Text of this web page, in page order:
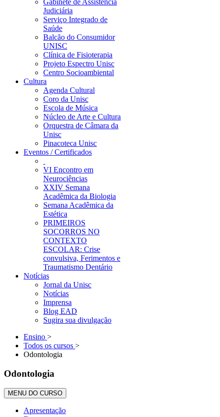
Gabinete de Assistência
Judiciária
Serviço Integrado de
Saúde
Balcão do Consumidor
UNISC
Clínica de Fisioterapia
Projeto Espectro Unisc
Centro Socioambiental
Cultura
Agenda Cultural
Coro da Unisc
Escola de Música
Núcleo de Arte e Cultura
Orquestra de Câmara da
Unisc
Pinacoteca Unisc
Eventos / Certificados
VI Encontro em
Neurociências
XXIV Semana
Acadêmica da Biologia
Semana Acadêmica da
Estética
PRIMEIROS
SOCORROS NO
CONTEXTO
ESCOLAR: Crise
convulsiva, Ferimentos e
Traumatismo Dentário
Notícias
Jornal da Unisc
Notícias
Imprensa
Blog EAD
Sugira sua divulgação
Ensino >
Todos os cursos >
Odontologia
Odontologia
MENU DO CURSO
Apresentação